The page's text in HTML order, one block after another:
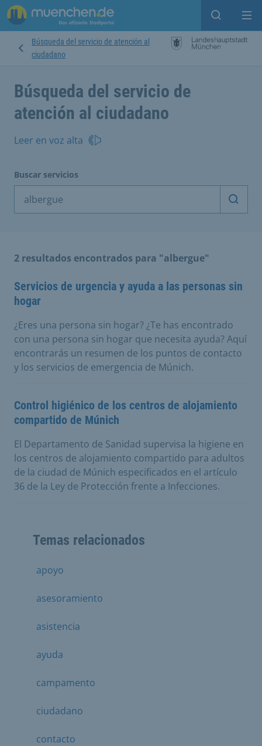
Open
Búsqueda del servicio de atención al
ciudadano
Búsqueda del servicio de
atención al ciudadano
Leer en voz alta
Buscar servicios
2 resultados encontrados para "albergue"
Servicios de urgencia y ayuda a las personas sin
hogar
¿Eres una persona sin hogar? ¿Te has encontrado
con una persona sin hogar que necesita ayuda? Aquí
encontrarás un resumen de los puntos de contacto
y los servicios de emergencia de Múnich.
Control higiénico de los centros de alojamiento
compartido de Múnich
El Departamento de Sanidad supervisa la higiene en
los centros de alojamiento compartido para adultos
de la ciudad de Múnich especificados en el artículo
36 de la Ley de Protección frente a Infecciones.
Temas relacionados
apoyo
asesoramiento
asistencia
ayuda
campamento
ciudadano
contacto